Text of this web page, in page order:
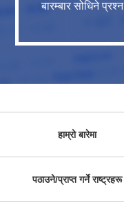
बारम्बार सोधिने प्रश्न
हाम्रो बारेमा
पठाउने/प्राप्त गर्ने राष्ट्रहरू